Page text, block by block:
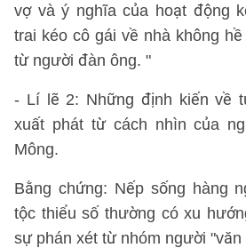
vợ và ý nghĩa của hoạt động
trai kéo cô gái về nhà không
từ người đàn ông. "
- Lí lẽ 2: Những định kiến về
xuất phát từ cách nhìn của
Mông.
Bằng chứng: Nếp sống hàng
tộc thiểu số thường có xu
sự phán xét từ nhóm người "văn